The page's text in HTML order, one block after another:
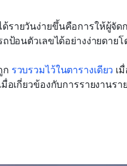
รายวันง่ายขึ้นคือการให้ผู้จั
ป้อนตัวเลขได้อย่างง่ายดา
ก รวบรวมไว้ในตารางเดียว เ
อเกี่ยวข้องกับการรายงาน